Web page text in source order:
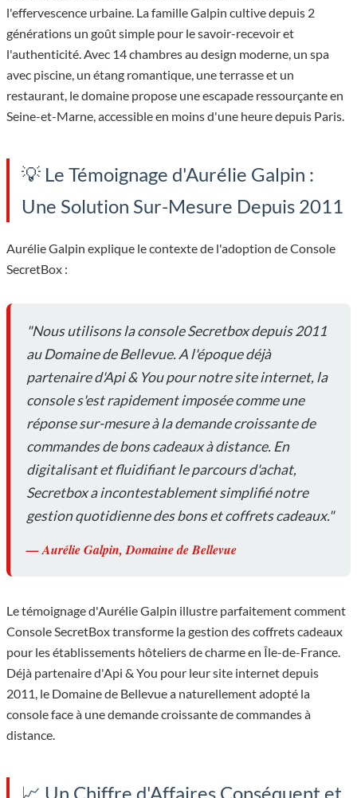
l'effervescence urbaine. La famille Galpin cultive depuis 2
générations un goût simple pour le savoir-recevoir et
l'authenticité. Avec 14 chambres au design moderne, un spa
avec piscine, un étang romantique, une terrasse et un
restaurant, le domaine propose une escapade ressourçante en
Seine-et-Marne, accessible en moins d'une heure depuis Paris.
💡 Le Témoignage d'Aurélie Galpin :
Une Solution Sur-Mesure Depuis 2011
Aurélie Galpin explique le contexte de l'adoption de Console
SecretBox :
"Nous utilisons la console Secretbox depuis 2011
au Domaine de Bellevue. A l'époque déjà
partenaire d'Api & You pour notre site internet, la
console s'est rapidement imposée comme une
réponse sur-mesure à la demande croissante de
commandes de bons cadeaux à distance. En
digitalisant et fluidifiant le parcours d'achat,
Secretbox a incontestablement simplifié notre
gestion quotidienne des bons et coffrets cadeaux."
— Aurélie Galpin, Domaine de Bellevue
Le témoignage d'Aurélie Galpin illustre parfaitement comment
Console SecretBox transforme la gestion des coffrets cadeaux
pour les établissements hôteliers de charme en Île-de-France.
Déjà partenaire d'Api & You pour leur site internet depuis
2011, le Domaine de Bellevue a naturellement adopté la
console face à une demande croissante de commandes à
distance.
📈 Un Chiffre d'Affaires Conséquent et